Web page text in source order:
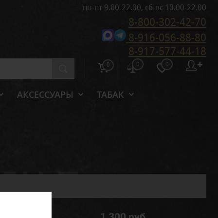
пн-пт 9.00-22.00, сб-вс 10.00-22.00
8-800-302-42-70
8-916-056-88-80
8-917-577-44-18
0 0 0 ✚
АКСЕССУАРЫ ТАБАК